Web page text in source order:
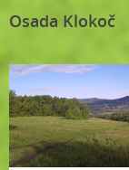
Osada Klokoč